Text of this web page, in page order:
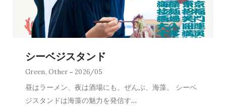
シーベジスタンド
Green,Other 2026/05
昼はラーメン、夜は酒場にも。ぜんぶ、海藻。 シーベ
ジスタンドは海藻の魅力を発信す…